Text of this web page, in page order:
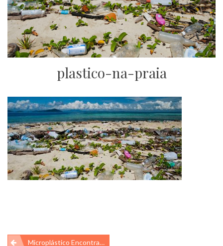
plastico-na-praia
Microplástico Encontrado No Sal De Cozinha